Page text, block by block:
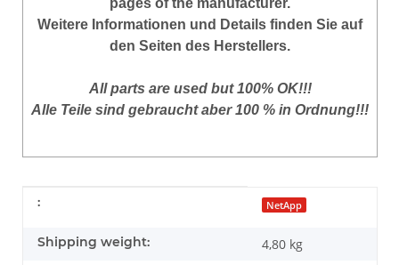
Weitere Informationen und Details finden Sie auf
den Seiten des Herstellers.
All parts are used but 100% OK!!!
Alle Teile sind gebraucht aber 100 % in Ordnung!!!
Item information
Value
: NetApp
Shipping weight: 4,80 kg